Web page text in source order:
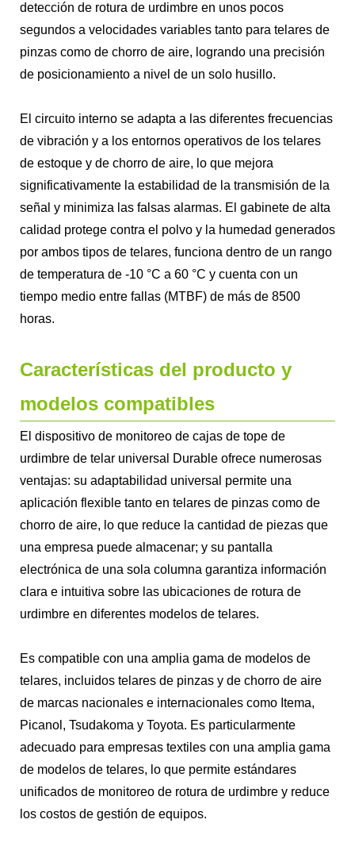
detección de rotura de urdimbre en unos pocos
segundos a velocidades variables tanto para telares de
pinzas como de chorro de aire, logrando una precisión
de posicionamiento a nivel de un solo husillo.
El circuito interno se adapta a las diferentes frecuencias
de vibración y a los entornos operativos de los telares
de estoque y de chorro de aire, lo que mejora
significativamente la estabilidad de la transmisión de la
señal y minimiza las falsas alarmas. El gabinete de alta
calidad protege contra el polvo y la humedad generados
por ambos tipos de telares, funciona dentro de un rango
de temperatura de -10 °C a 60 °C y cuenta con un
tiempo medio entre fallas (MTBF) de más de 8500
horas.
Características del producto y
modelos compatibles
El dispositivo de monitoreo de cajas de tope de
urdimbre de telar universal Durable ofrece numerosas
ventajas: su adaptabilidad universal permite una
aplicación flexible tanto en telares de pinzas como de
chorro de aire, lo que reduce la cantidad de piezas que
una empresa puede almacenar; y su pantalla
electrónica de una sola columna garantiza información
clara e intuitiva sobre las ubicaciones de rotura de
urdimbre en diferentes modelos de telares.
Es compatible con una amplia gama de modelos de
telares, incluidos telares de pinzas y de chorro de aire
de marcas nacionales e internacionales como Itema,
Picanol, Tsudakoma y Toyota. Es particularmente
adecuado para empresas textiles con una amplia gama
de modelos de telares, lo que permite estándares
unificados de monitoreo de rotura de urdimbre y reduce
los costos de gestión de equipos.